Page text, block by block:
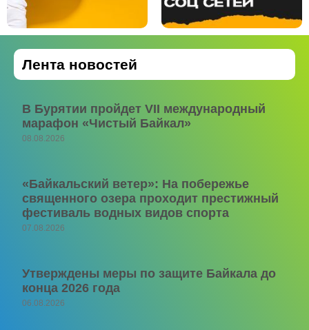
Лента новостей
В Бурятии пройдет VII международный
марафон «Чистый Байкал»
08.08.2026
«Байкальский ветер»: На побережье
священного озера проходит престижный
фестиваль водных видов спорта
07.08.2026
Утверждены меры по защите Байкала до
конца 2026 года
06.08.2026